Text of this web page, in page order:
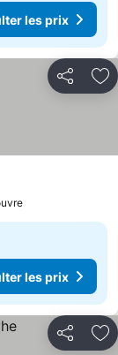
les prix
Partager
les prix
Partager